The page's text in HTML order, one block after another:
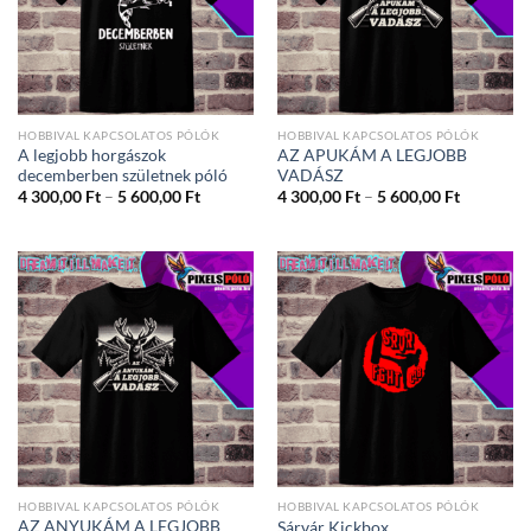
HOBBIVAL KAPCSOLATOS PÓLÓK
A legjobb horgászok
decemberben születnek póló
4 300,00 Ft – 5 600,00 FtÁrtartomány:
5
600,00 Ft
HOBBIVAL KAPCSOLATOS PÓLÓK
AZ APUKÁM A LEGJOBB
VADÁSZ
4 300,00 Ft – 5 600,00 Ft
5
600,00 Ft
HOBBIVAL KAPCSOLATOS PÓLÓK
AZ ANYUKÁM A LEGJOBB
HOBBIVAL KAPCSOLATOS PÓLÓK